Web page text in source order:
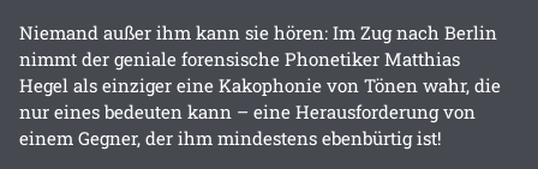
Niemand außer ihm kann sie hören: Im Zug nach Berlin
nimmt der geniale forensische Phonetiker Matthias
Hegel als einziger eine Kakophonie von Tönen wahr, die
nur eines bedeuten kann – eine Herausforderung von
einem Gegner, der ihm mindestens ebenbürtig ist!